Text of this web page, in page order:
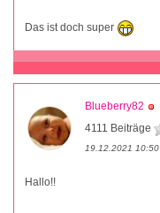
Das ist doch super
Blueberry82
4111 Beiträge
19.12.2021 10:50
Hallo!!